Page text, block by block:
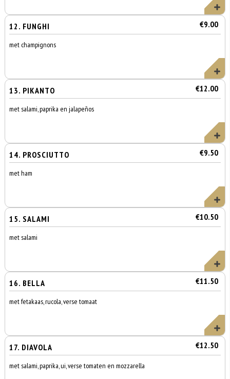
12. FUNGHI €9.00
met champignons
13. PIKANTO €12.00
met salami, paprika en jalapeños
14. PROSCIUTTO €9.50
met ham
15. SALAMI €10.50
met salami
16. BELLA €11.50
met fetakaas, rucola, verse tomaat
17. DIAVOLA €12.50
met salami, paprika, ui, verse tomaten en mozzarella